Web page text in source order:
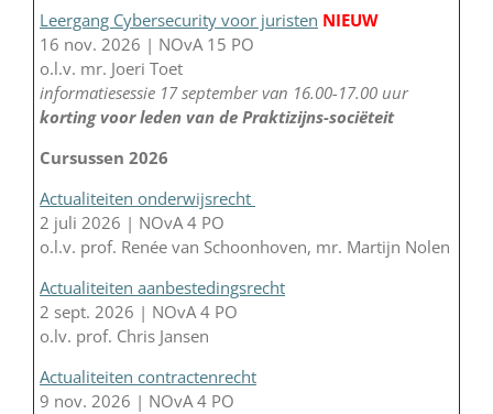
Leergang Cybersecurity voor juristen NIEUW
16 nov. 2026 | NOvA 15 PO
o.l.v. mr. Joeri Toet
informatiesessie 17 september van 16.00-17.00 uur
korting voor leden van de Praktizijns-sociëteit
Cursussen 2026
Actualiteiten onderwijsrecht
2 juli 2026 | NOvA 4 PO
o.l.v. prof. Renée van Schoonhoven, mr. Martijn Nolen
Actualiteiten aanbestedingsrecht
2 sept. 2026 | NOvA 4 PO
o.lv. prof. Chris Jansen
Actualiteiten contractenrecht
9 nov. 2026 | NOvA 4 PO